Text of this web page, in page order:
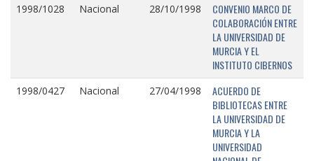
1998/1028 Nacional 28/10/1998
CONVENIO MARCO DE
COLABORACIÓN ENTRE
LA UNIVERSIDAD DE
MURCIA Y EL
INSTITUTO CIBERNOS
1998/0427 Nacional 27/04/1998
ACUERDO DE
BIBLIOTECAS ENTRE
LA UNIVERSIDAD DE
MURCIA Y LA
UNIVERSIDAD